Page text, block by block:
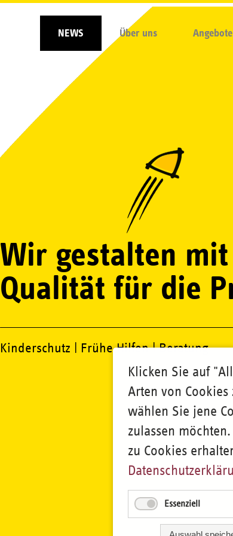
NEWS Über uns Angebote
Wir gestalten
Qualität für die
Kinderschutz | Frühe Hilfen | Beratung
Klicken Sie auf
Arten von
wählen Sie jene
zulassen
zu Cookies
Essenziell